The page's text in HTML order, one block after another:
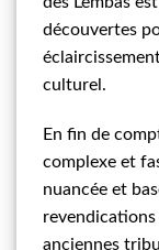
découvertes
culturel.
En fin de
complexe et
nuancée et
anciennes